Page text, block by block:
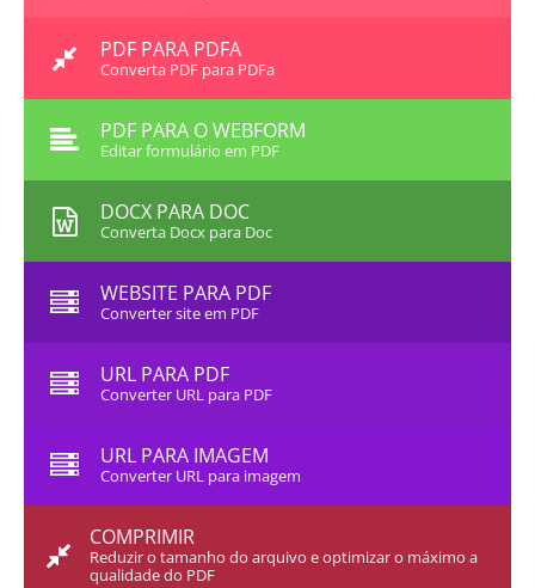
PDF PARA PDFA
Converta PDF para PDFa
PDF PARA O WEBFORM
Editar formulário em PDF
DOCX PARA DOC
Converta Docx para Doc
WEBSITE PARA PDF
Converter site em PDF
URL PARA PDF
Converter URL para PDF
URL PARA IMAGEM
Converter URL para imagem
COMPRIMIR
Reduzir o tamanho do arquivo e optimizar o máximo a
qualidade do PDF